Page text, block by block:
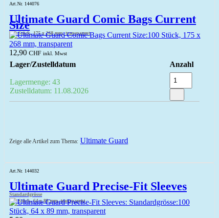
Art.Nr. 144076
Ultimate Guard Comic Bags Current
Size
100 Stück, 175 x 268 mm, transparent
12,90 CHF inkl. Mwst
Lager/Zustelldatum Anzahl
Lagermenge: 43
Zustelldatum: 11.08.2026
Zeige alle Artikel zum Thema: Ultimate Guard
Art.Nr. 144032
Ultimate Guard Precise-Fit Sleeves
Standardgrösse
100 Stück, 64 x 89 mm, transparent